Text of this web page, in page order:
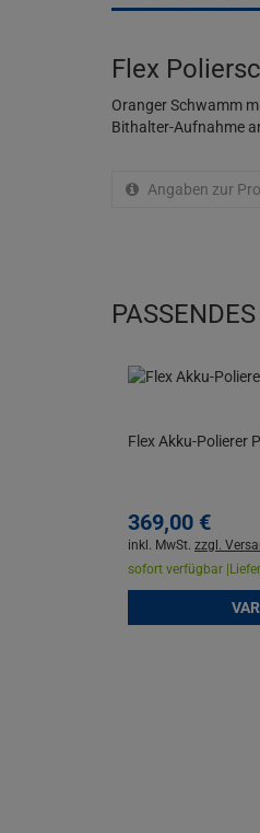
Flex
Oranger Schwamm
Bithalter-Aufnahme
Angaben zur
Flex Akku-Polierer
369,00 €
inkl. MwSt. zzgl.
sofort verfügbar |